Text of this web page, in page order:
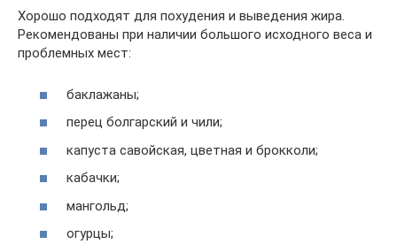
Хорошо подходят для похудения и выведения жира.
Рекомендованы при наличии большого исходного веса и
проблемных мест:
баклажаны;
перец болгарский и чили;
капуста савойская, цветная и брокколи;
кабачки;
мангольд;
огурцы;